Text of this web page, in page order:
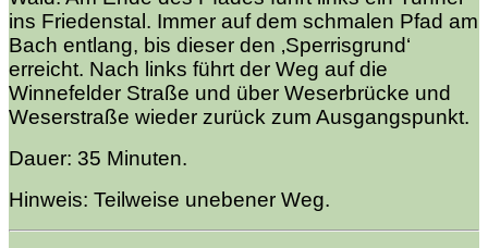
ins Friedenstal. Immer auf dem schmalen Pfad am
Bach entlang, bis dieser den ‚Sperrisgrund‘
erreicht. Nach links führt der Weg auf die
Winnefelder Straße und über Weserbrücke und
Weserstraße wieder zurück zum Ausgangspunkt.
Dauer: 35 Minuten.
Hinweis: Teilweise unebener Weg.